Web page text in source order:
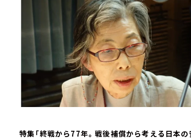
特集「終戦から77年。戦後補償から考える日本の